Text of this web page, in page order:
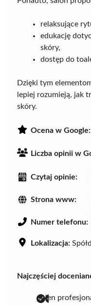
relaksujące
edukację
skóry,
dostęp do
Dzięki tym
lepiej rozumieją, jak
skóry.
Ocena w Google:
Liczba opinii w
Czytaj opinie:
Strona www:
Numer telefonu:
Lokalizacja:
Najczęściej
pełen